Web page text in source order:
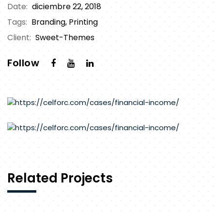
Date: diciembre 22, 2018
Tags: Branding, Printing
Client: Sweet-Themes
Follow
Related Projects